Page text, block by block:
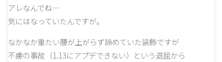
アレなんでね…
気にはなっていたんですが。
なかなか重たい腰が上がらず諦めていた装飾ですが
不慮の事故（1.13にアプデできない）という退屈から